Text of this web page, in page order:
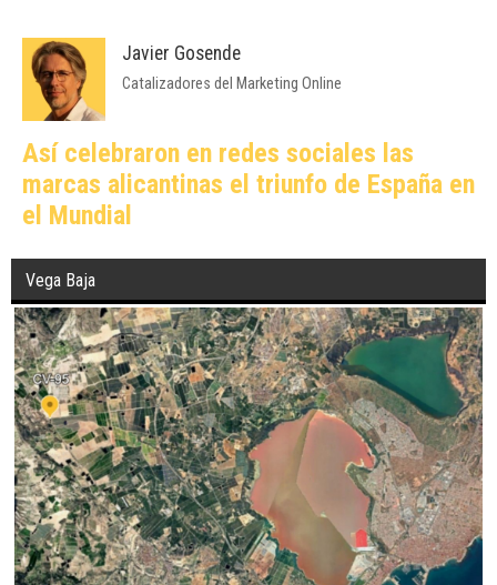
Javier Gosende
Catalizadores del Marketing Online
Así celebraron en redes sociales las
marcas alicantinas el triunfo de España en
el Mundial
Vega Baja